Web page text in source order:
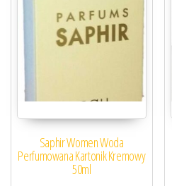
Saphir Women Woda
Perfumowana Kartonik Kremowy
50ml